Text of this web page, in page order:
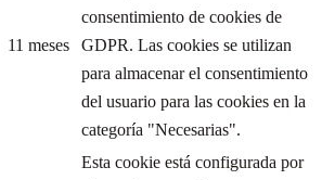
11 meses
consentimiento de cookies de
GDPR. Las cookies se utilizan
para almacenar el consentimiento
del usuario para las cookies en la
categoría "Necesarias".
Esta cookie está configurada por